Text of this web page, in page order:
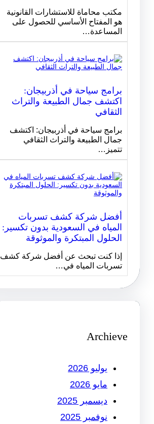
مكتب محاماة للاستشارات القانونية
هو المفتاح الأساسي للحصول على
المساعدة…
برامج سياحة في أذربيجان:
اكتشف جمال الطبيعة والتراث
الثقافي
برامج سياحة في أذربيجان: اكتشف
جمال الطبيعة والتراث الثقافي
تتميز…
أفضل شركة كشف تسربات
المياه في السعودية بدون تكسير:
الحلول المبتكرة والموثوقة
إذا كنت تبحث عن أفضل شركة كشف
تسربات المياه في…
Archieve
يوليو 2026
مايو 2026
ديسمبر 2025
نوفمبر 2025